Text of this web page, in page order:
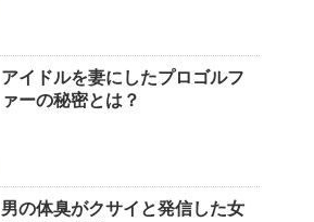
アイドルを妻にしたプロゴルフ
ァーの秘密とは？
男の体臭がクサイと発信した女